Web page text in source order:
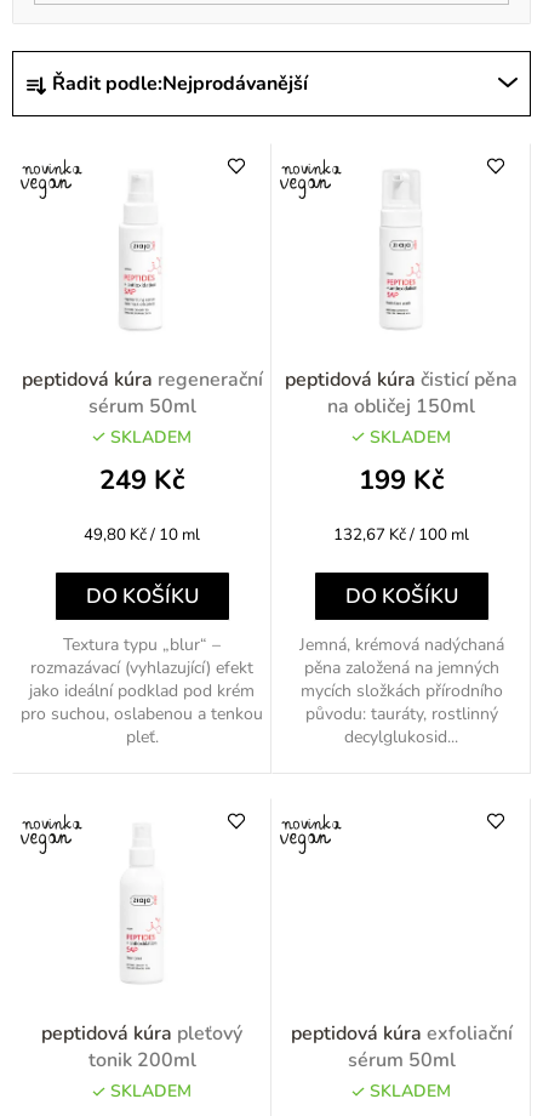
Ř
a
e
o
Řadit podle:Nejprodávanější
peptidová kúra regenerační
sérum 50ml
SKLADEM
249 Kč
Měrná
49,80 Kč / 10 ml
DO KOŠÍKU
Textura typu „blur“ –
rozmazávací (vyhlazující) efekt
jako ideální podklad pod krém
pro suchou, oslabenou a tenkou
pleť.
peptidová kúra čisticí pěna
na obličej 150ml
SKLADEM
199 Kč
Měrná
132,67 Kč / 100 ml
DO KOŠÍKU
Jemná, krémová nadýchaná
pěna založená na jemných
mycích složkách přírodního
původu: tauráty, rostlinný
decylglukosid...
peptidová kúra pleťový
tonik 200ml
SKLADEM
peptidová kúra exfoliační
sérum 50ml
SKLADEM